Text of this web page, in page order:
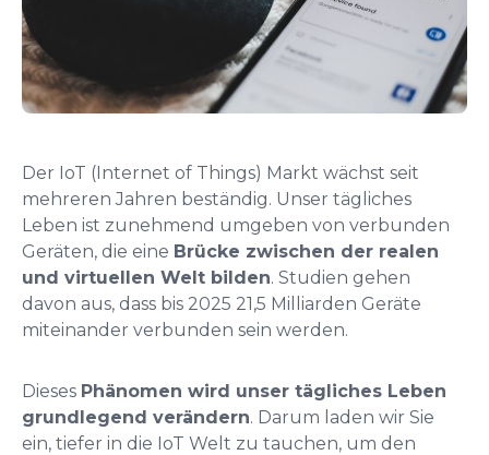
Der IoT (Internet of Things) Markt wächst seit
mehreren Jahren beständig. Unser tägliches
Leben ist zunehmend umgeben von verbunden
Geräten, die eine Brücke zwischen der realen
und virtuellen Welt bilden. Studien gehen
davon aus, dass bis 2025 21,5 Milliarden Geräte
miteinander verbunden sein werden.
Dieses Phänomen wird unser tägliches Leben
grundlegend verändern. Darum laden wir Sie
ein, tiefer in die IoT Welt zu tauchen, um den